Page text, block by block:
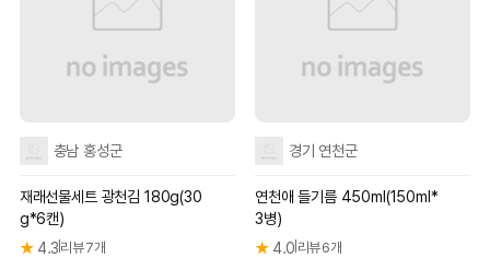
충남 홍성군
재래선물세트 광천김 180g(30
g*6캔)
★4.3 리뷰 7개
경기 연천군
연천애 들기름 450ml(150ml*
3병)
★ 4.0 리뷰 6개